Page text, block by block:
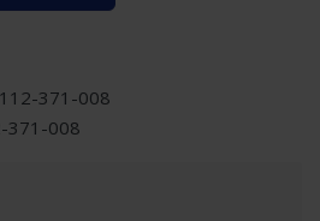
371-008
371-008